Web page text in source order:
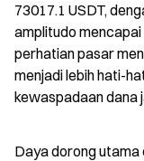
73017.1 USDT,
amplitudo
perhatian pasar
menjadi lebih hati-
kewaspadaan dana
Daya dorong utama